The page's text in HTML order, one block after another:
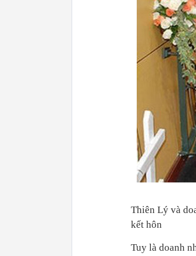
Thiên Lý và
kết hôn
Tuy là doanh